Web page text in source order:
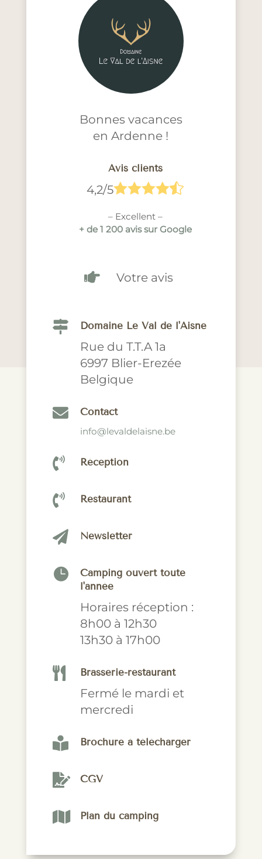
Bonnes vacances
en Ardenne !
Avis clients
4,2/5
– Excellent –
+ de 1 200 avis sur Google
 Votre avis
 Domaine Le Val de l'Aisne
Rue du T.T.A 1a
6997 Blier-Erezée
Belgique
 Contact
info@levaldelaisne.be
 Réception
 Restaurant
 Newsletter

Camping ouvert toute
l'année
Horaires réception :
8h00 à 12h30
13h30 à 17h00
 Brasserie-restaurant
Fermé le mardi et
mercredi
 Brochure à télécharger
 CGV
 Plan du camping